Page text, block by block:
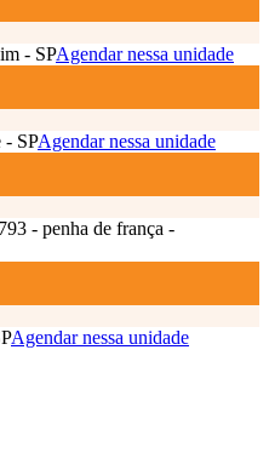
- SPAgendar nessa unidade
- SPAgendar nessa unidade
- penha de frança -
Agendar nessa unidade